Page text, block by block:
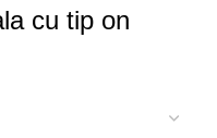
cu tip on